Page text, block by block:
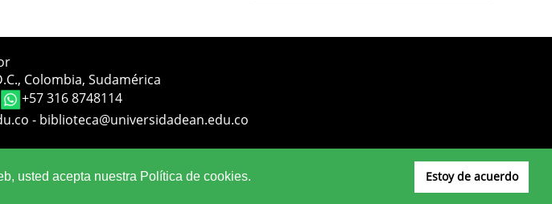
usted acepta nuestra Política de cookies. Estoy de acuerdo
Colombia, Sudamérica
+57 316 8748114
- biblioteca@universidadean.edu.co
|